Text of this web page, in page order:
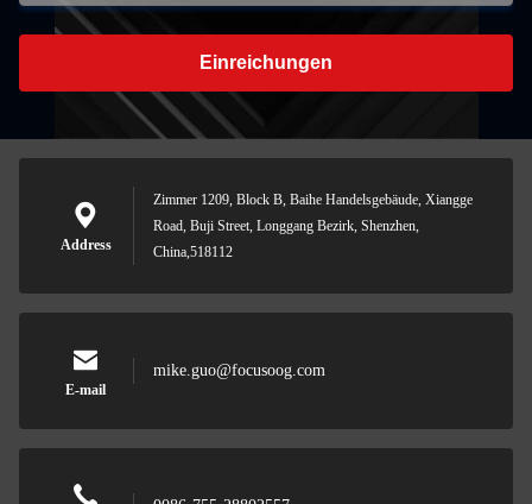
Einreichungen
Address
Zimmer 1209, Block B, Baihe Handelsgebäude, Xiangge
Road, Buji Street, Longgang Bezirk, Shenzhen,
China,518112
E-mail
mike.guo@focusoog.com